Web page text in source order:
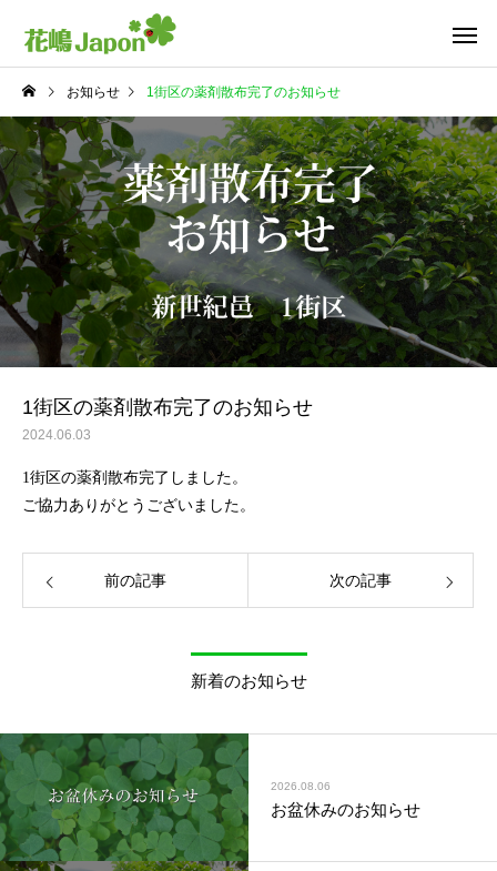
お知らせ 1街区の薬剤散布完了のお知らせ
1街区の薬剤散布完了のお知らせ
2024.06.03
1街区の薬剤散布完了しました。
ご協力ありがとうございました。
前の記事 次の記事
新着のお知らせ
2026.08.06
お盆休みのお知らせ